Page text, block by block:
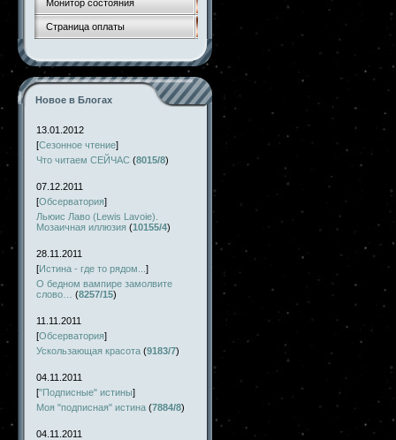
Монитор состояния
Страница оплаты
Новое в Блогах
13.01.2012
[Сезонное чтение]
Что читаем СЕЙЧАС (8015/8)
07.12.2011
[Обсерватория]
Льюис Лаво (Lewis Lavoie).
Мозаичная иллюзия (10155/4)
28.11.2011
[Истина - где то рядом... ]
О бедном вампире замолвите
слово…
(8257/15)
11.11.2011
[Обсерватория]
Ускользающая красота (9183/7)
04.11.2011
["Подписные" истины]
Моя "подписная" истина (7884/8)
04.11.2011